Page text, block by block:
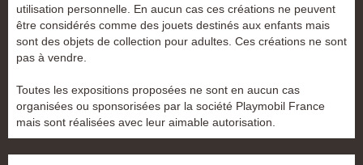
utilisation personnelle. En aucun cas ces créations ne peuvent
être considérés comme des jouets destinés aux enfants mais
sont des objets de collection pour adultes. Ces créations ne sont
pas à vendre.
Toutes les expositions proposées ne sont en aucun cas
organisées ou sponsorisées par la société Playmobil France
mais sont réalisées avec leur aimable autorisation.